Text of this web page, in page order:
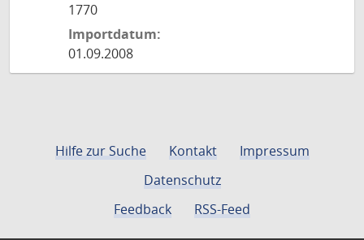
1770
Importdatum:
01.09.2008
Hilfe zur Suche Kontakt
Impressum
Datenschutz
Feedback
RSS-Feed